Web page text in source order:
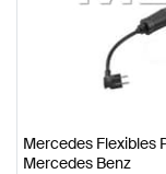
Mercedes Flexibles
Mercedes Benz